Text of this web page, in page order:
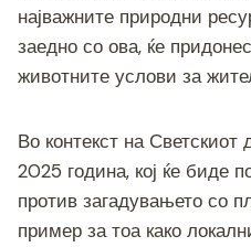
најважните природни
заедно со ова, ќе
животните услови за
Во контекст на
2025 година, кој ќе биде
против загадувањето со
пример за тоа како